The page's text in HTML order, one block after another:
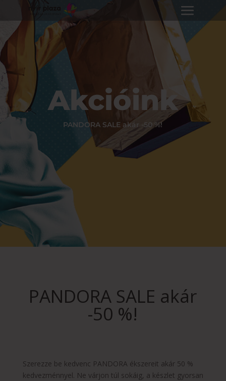
Akcióink
PANDORA SALE akár -50 %!
PANDORA SALE akár
-50 %!
Szerezze be kedvenc PANDORA ékszereit akár 50 %
kedvezménnyel. Ne várjon túl sokáig, a készlet gyorsan